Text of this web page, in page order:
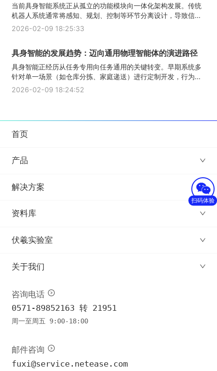
当前具身智能系统正从孤立的功能模块向一体化架构发展。传统
机器人系统通常将感知、规划、控制等环节分离设计，导致信...
2026-02-09 18:25:33
具身智能的发展趋势：迈向通用物理智能体的演进路径
具身智能正经历从任务专用向任务通用的关键转变。早期系统多
针对单一场景（如仓库分拣、家庭递送）进行定制开发，行为...
2026-02-09 18:24:52
首页
产品
解决方案
资料库
伏羲实验室
关于我们
咨询电话
0571-89852163 转 21951
周一至周五 9:00-18:00
邮件咨询
fuxi@service.netease.com
扫码体验